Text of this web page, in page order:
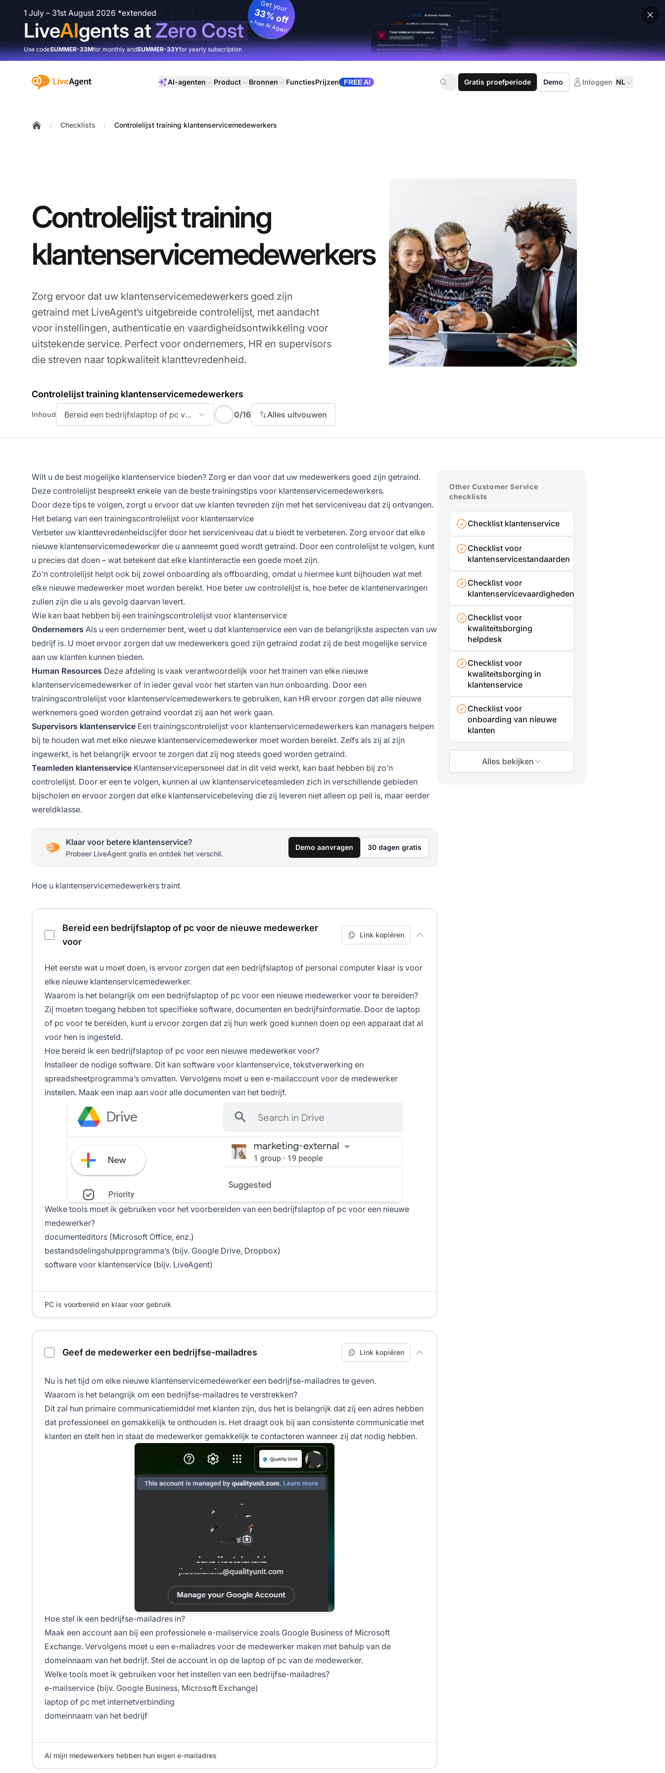
1 July – 31st August 2026 *extended
LiveAIgents atZero Cost
Get your
33% off
+ free AI Agent
Use codeSUMMER-33Mfor monthly andSUMMER-33Yfor yearly subscription
:site.title AI-agenten Product Bronnen FunctiesPrijzen FREE AI Gratis proefperiode Demo Inloggen NL
/ Checklists / Controlelijst training klantenservicemedewerkers
Controlelijst training
klantenservicemedewerkers
Zorg ervoor dat uw klantenservicemedewerkers goed zijn
getraind met LiveAgent’s uitgebreide controlelijst, met aandacht
voor instellingen, authenticatie en vaardigheidsontwikkeling voor
uitstekende service. Perfect voor ondernemers, HR en supervisors
die streven naar topkwaliteit klanttevredenheid.
Controlelijst training klantenservicemedewerkers
Inhoud Bereid een bedrijfslaptop of pc voor de nieuwe medewerker voor
0/16 Alles uitvouwen
Wilt u de best mogelijke klantenservice bieden? Zorg er dan voor dat uw medewerkers goed zijn getraind.
Deze controlelijst bespreekt enkele van de beste trainingstips voor klantenservicemedewerkers.
Door deze tips te volgen, zorgt u ervoor dat uw klanten tevreden zijn met het serviceniveau dat zij ontvangen.
Het belang van een trainingscontrolelijst voor klantenservice
Verbeter uw klanttevredenheidscijfer door het serviceniveau dat u biedt te verbeteren. Zorg ervoor dat elke
nieuwe klantenservicemedewerker die u aanneemt goed wordt getraind. Door een controlelijst te volgen, kunt
u precies dat doen – wat betekent dat elke klantinteractie een goede moet zijn.
Zo’n controlelijst helpt ook bij zowel onboarding als offboarding, omdat u hiermee kunt bijhouden wat met
elke nieuwe medewerker moet worden bereikt. Hoe beter uw controlelijst is, hoe beter de klantenervaringen
zullen zijn die u als gevolg daarvan levert.
Wie kan baat hebben bij een trainingscontrolelijst voor klantenservice
Ondernemers Als u een ondernemer bent, weet u dat klantenservice een van de belangrijkste aspecten van uw
bedrijf is. U moet ervoor zorgen dat uw medewerkers goed zijn getraind zodat zij de best mogelijke service
aan uw klanten kunnen bieden.
Human Resources Deze afdeling is vaak verantwoordelijk voor het trainen van elke nieuwe
klantenservicemedewerker of in ieder geval voor het starten van hun onboarding. Door een
trainingscontrolelijst voor klantenservicemedewerkers te gebruiken, kan HR ervoor zorgen dat alle nieuwe
werknemers goed worden getraind voordat zij aan het werk gaan.
Supervisors klantenservice Een trainingscontrolelijst voor klantenservicemedewerkers kan managers helpen
bij te houden wat met elke nieuwe klantenservicemedewerker moet worden bereikt. Zelfs als zij al zijn
ingewerkt, is het belangrijk ervoor te zorgen dat zij nog steeds goed worden getraind.
Teamleden klantenservice Klantenservicepersoneel dat in dit veld werkt, kan baat hebben bij zo’n
controlelijst. Door er een te volgen, kunnen al uw klantenserviceteamleden zich in verschillende gebieden
bijscholen en ervoor zorgen dat elke klantenservicebeleving die zij leveren niet alleen op peil is, maar eerder
wereldklasse.
Klaar voor betere klantenservice?
Probeer LiveAgent gratis en ontdek het verschil.
Demo aanvragen 30 dagen gratis
Hoe u klantenservicemedewerkers traint
Controlelijst training klantenservicemedewerkers
Bereid een bedrijfslaptop of pc voor de nieuwe medewerker
voor
Link kopiëren
Het eerste wat u moet doen, is ervoor zorgen dat een bedrijfslaptop of personal computer klaar is voor
elke nieuwe klantenservicemedewerker.
Waarom is het belangrijk om een bedrijfslaptop of pc voor een nieuwe medewerker voor te bereiden?
Zij moeten toegang hebben tot specifieke software, documenten en bedrijfsinformatie. Door de laptop
of pc voor te bereiden, kunt u ervoor zorgen dat zij hun werk goed kunnen doen op een apparaat dat al
voor hen is ingesteld.
Hoe bereid ik een bedrijfslaptop of pc voor een nieuwe medewerker voor?
Installeer de nodige software. Dit kan software voor klantenservice, tekstverwerking en
spreadsheetprogramma’s omvatten. Vervolgens moet u een e-mailaccount voor de medewerker
instellen. Maak een map aan voor alle documenten van het bedrijf.
Welke tools moet ik gebruiken voor het voorbereiden van een bedrijfslaptop of pc voor een nieuwe
medewerker?
documenteditors (Microsoft Office, enz.)
bestandsdelingshulpprogramma’s (bijv. Google Drive, Dropbox)
software voor klantenservice (bijv. LiveAgent)
PC is voorbereid en klaar voor gebruik
Geef de medewerker een bedrijfse-mailadres Link kopiëren
Nu is het tijd om elke nieuwe klantenservicemedewerker een bedrijfse-mailadres te geven.
Waarom is het belangrijk om een bedrijfse-mailadres te verstrekken?
Dit zal hun primaire communicatiemiddel met klanten zijn, dus het is belangrijk dat zij een adres hebben
dat professioneel en gemakkelijk te onthouden is. Het draagt ook bij aan consistente communicatie met
klanten en stelt hen in staat de medewerker gemakkelijk te contacteren wanneer zij dat nodig hebben.
Hoe stel ik een bedrijfse-mailadres in?
Maak een account aan bij een professionele e-mailservice zoals Google Business of Microsoft
Exchange. Vervolgens moet u een e-mailadres voor de medewerker maken met behulp van de
domeinnaam van het bedrijf. Stel de account in op de laptop of pc van de medewerker.
Welke tools moet ik gebruiken voor het instellen van een bedrijfse-mailadres?
e-mailservice (bijv. Google Business, Microsoft Exchange)
laptop of pc met internetverbinding
domeinnaam van het bedrijf
Al mijn medewerkers hebben hun eigen e-mailadres
Other Customer Service
checklists
Checklist klantenservice
Checklist voor
klantenservicestandaarden
Checklist voor
klantenservicevaardigheden
Checklist voor
kwaliteitsborging
helpdesk
Checklist voor
kwaliteitsborging in
klantenservice
Checklist voor
onboarding van nieuwe
klanten
Alles bekijken